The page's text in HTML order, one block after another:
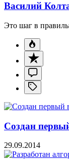
Василий
Это шаг в
Создан
29.09.2014